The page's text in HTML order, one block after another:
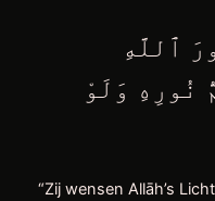
ٱللَّهِ
نُورِهِ وَلَوْ
“Zij wensen Allāh’s